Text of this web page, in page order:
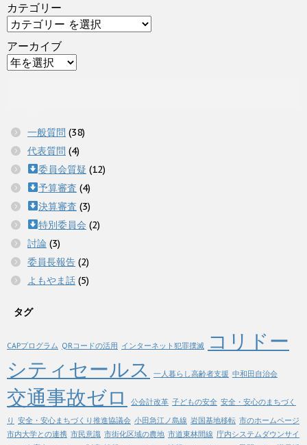
カテゴリー
アーカイブ
一般質問 (38)
代表質問 (4)
委員会質疑 (12)
予算審査 (4)
決算審査 (3)
特別委員会 (2)
討論 (3)
委員長報告 (2)
よもやま話 (5)
タグ
CAPプログラム QRコードの活用 インターネット犯罪撲滅
コリドー
シティセールス
一人暮らし高齢者支援 中和田自治会
交通事故ゼロ 公会計改革 子どもの安全 安全・安心のまちづく
り 安全・安心まちづくり推進協議会 小田急江ノ島線 岩国基地移転 市のホームページ
市内大学との連携 市民意識 市街化区域の農地 市道東林間線 庁内システムダウンサイ